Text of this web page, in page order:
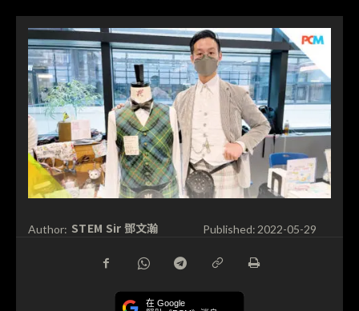
Author: STEM Sir 鄧文瀚 Published: 2022-05-29
在 Google